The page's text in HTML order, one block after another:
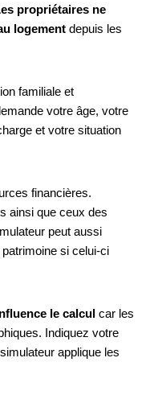
propriétaires ne
logement depuis les
familiale et
votre âge, votre
et votre situation
financières.
ainsi que ceux des
peut aussi
si celui-ci
le calcul car les
Indiquez votre
applique les